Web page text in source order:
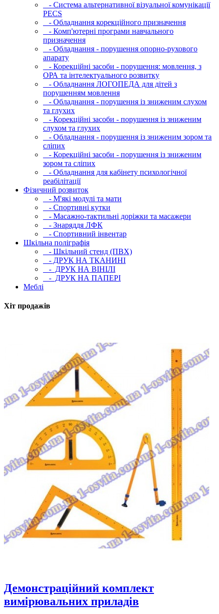
- Система альтернативної візуальної комунікації
PECS
- Обладнання корекційного призначення
- Комп'ютерні програми навчального
призначення
- Обладнання - порушення опорно-рухового
апарату
- Корекційні засоби - порушення: мовлення, з
ОРА та інтелектуального розвитку
- Обладнання ЛОГОПЕДА для дітей з
порушенням мовлення
- Обладнання - порушення із зниженим слухом
та глухих
- Корекційні засоби - порушення із зниженим
слухом та глухих
- Обладнання - порушення із зниженим зором та
сліпих
- Корекційні засоби - порушення із зниженим
зором та сліпих
- Обладнання для кабінету психологічної
реабілітації
Фізичний розвиток
- М'які модулi та мати
- Спортивні кутки
- Масажно-тактильні доріжки та масажери
- Знаряддя ЛФК
- Спортивний інвентар
Шкільна поліграфія
- Шкільний стенд (ПВХ)
- ДРУК НА ТКАНИНІ
- ДРУК НА ВІНІЛІ
- ДРУК НА ПАПЕРІ
Меблі
Хіт продажів
Демонстраційний комплект
вимірювальних приладів